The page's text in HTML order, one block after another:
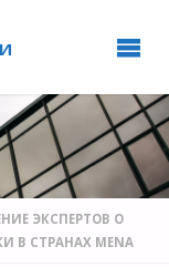
ЭКСПЕРТОВ О
В СТРАНАХ MENA